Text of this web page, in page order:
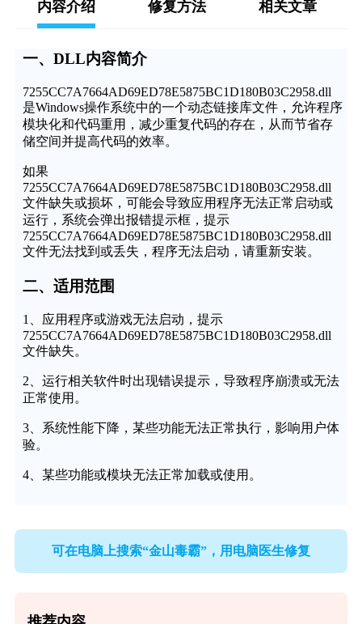
内容介绍 修复方法 相关文章
一、DLL内容简介
7255CC7A7664AD69ED78E5875BC1D180B03C2958.dll
是Windows操作系统中的一个动态链接库文件，允许程序
模块化和代码重用，减少重复代码的存在，从而节省存
储空间并提高代码的效率。
如果
7255CC7A7664AD69ED78E5875BC1D180B03C2958.dll
文件缺失或损坏，可能会导致应用程序无法正常启动或
运行，系统会弹出报错提示框，提示
7255CC7A7664AD69ED78E5875BC1D180B03C2958.dll
文件无法找到或丢失，程序无法启动，请重新安装。
二、适用范围
1、应用程序或游戏无法启动，提示
7255CC7A7664AD69ED78E5875BC1D180B03C2958.dll
文件缺失。
2、运行相关软件时出现错误提示，导致程序崩溃或无法
正常使用。
3、系统性能下降，某些功能无法正常执行，影响用户体
验。
4、某些功能或模块无法正常加载或使用。
可在电脑上搜索“金山毒霸”，用电脑医生修复